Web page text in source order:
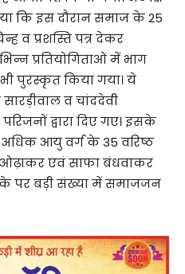
कि इस दौरान समाज के 25
व प्रशस्ति पत्र देकर
प्रतियोगिताओं में भाग
पुरस्कृत किया गया। ये
व चांददेवी
द्वारा दिए गए। इसके
आयु वर्ग के 35 वरिष्ठ
एवं साफा बंधवाकर
पर बड़ी संख्या में समाजजन